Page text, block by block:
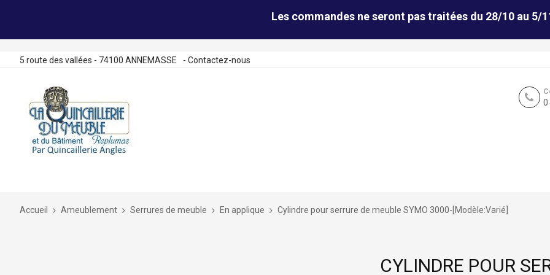
Les commandes ne seront pas traitées du 28/10 au 5/
5 route des vallées - 74100 ANNEMASSE - Contactez-nous
Accueil Ameublement Serrures de meuble En applique Cylindre pour serrure de meuble SYMO 3000-[Modèle:Varié]
CYLINDRE POUR